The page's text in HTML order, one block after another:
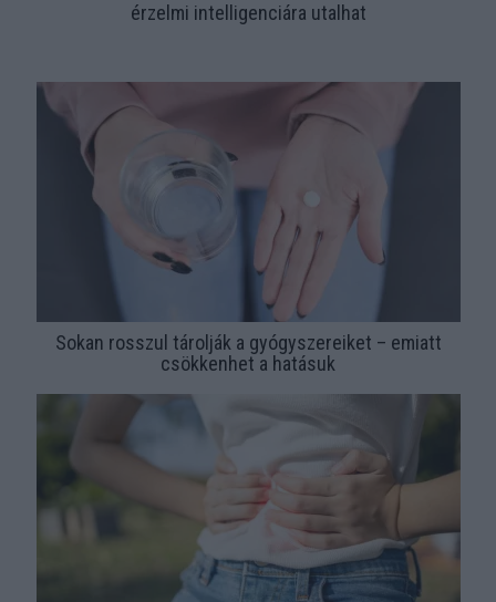
érzelmi intelligenciára utalhat
Sokan rosszul tárolják a gyógyszereiket – emiatt
csökkenhet a hatásuk